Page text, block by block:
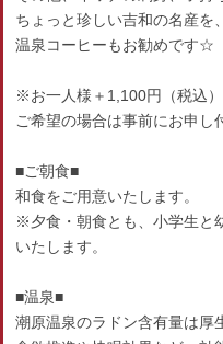
ちょっと珍しい吉和の名産を
温泉コーヒーもお勧めです☆
※お一人様＋1,100円（税込
ご希望の場合は事前にお申し
■ご朝食■
和食をご用意いたします。
※夕食・朝食とも、小学生と
いたします。
■温泉■
潮原温泉のラドン含有量は厚